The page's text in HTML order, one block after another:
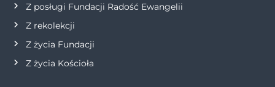
Z posługi Fundacji Radość Ewangelii
Z rekolekcji
Z życia Fundacji
Z życia Kościoła